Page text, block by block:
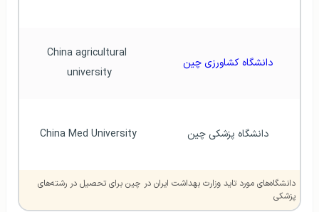
دانشگاه کشاورزی چین
China agricultural
university
دانشگاه پزشکی چین China Med University
دانشگاه‌‌های مورد تاید وزارت بهداشت ایران در چین برای تحصیل در رشته‌های
پزشکی